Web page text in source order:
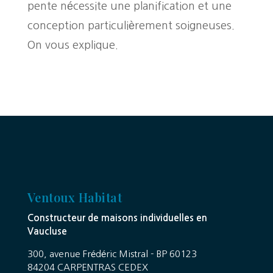
pente nécessite une planification et une
conception particulièrement soigneuses.
On vous explique.
Ventoux Habitat
Constructeur de maisons individuelles en
Vaucluse
300, avenue Frédéric Mistral - BP 60123
84204 CARPENTRAS CEDEX